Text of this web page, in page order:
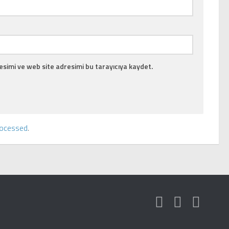
ve web site adresimi bu tarayıcıya kaydet.
.